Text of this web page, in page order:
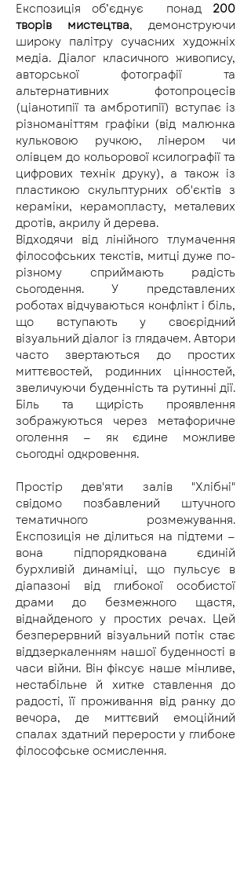
Експозиція об’єднує  понад 200
творів мистецтва, демонструючи
широку палітру сучасних художніх
медіа. Діалог класичного живопису,
авторської фотографії та
альтернативних фотопроцесів
(ціанотипії та амбротипії) вступає із
різноманіттям графіки (від малюнка
кульковою ручкою, лінером чи
олівцем до кольорової ксилографії та
цифрових технік друку), а також із
пластикою скульптурних об'єктів з
кераміки, керамопласту, металевих
дротів, акрилу й дерева.
Відходячи від лінійного тлумачення
філософських текстів, митці дуже по-
різному сприймають радість
сьогодення. У представлених
роботах відчуваються конфлікт і біль,
що вступають у своєрідний
візуальний діалог із глядачем. Автори
часто звертаються до простих
миттєвостей, родинних цінностей,
звеличуючи буденність та рутинні дії.
Біль та щирість проявлення
зображуються через метафоричне
оголення — як єдине можливе
сьогодні одкровення.
Простір дев'яти залів "Хлібні"
свідомо позбавлений штучного
тематичного розмежування.
Експозиція не ділиться на підтеми —
вона підпорядкована єдиній
бурхливій динаміці, що пульсує в
діапазоні від глибокої особистої
драми до безмежного щастя,
віднайденого у простих речах. Цей
безперервний візуальний потік стає
віддзеркаленням нашої буденності в
часи війни. Він фіксує наше мінливе,
нестабільне й хитке ставлення до
радості, її проживання від ранку до
вечора, де миттєвий емоційний
спалах здатний перерости у глибоке
філософське осмислення.